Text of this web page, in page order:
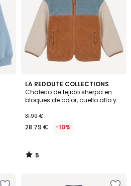
LA REDOUTE COLLECTIONS
Chaleco de tejido sherpa en
bloques de color, cuello alto y
31.99 €
28.79 € -10%
5
/
5
5
/